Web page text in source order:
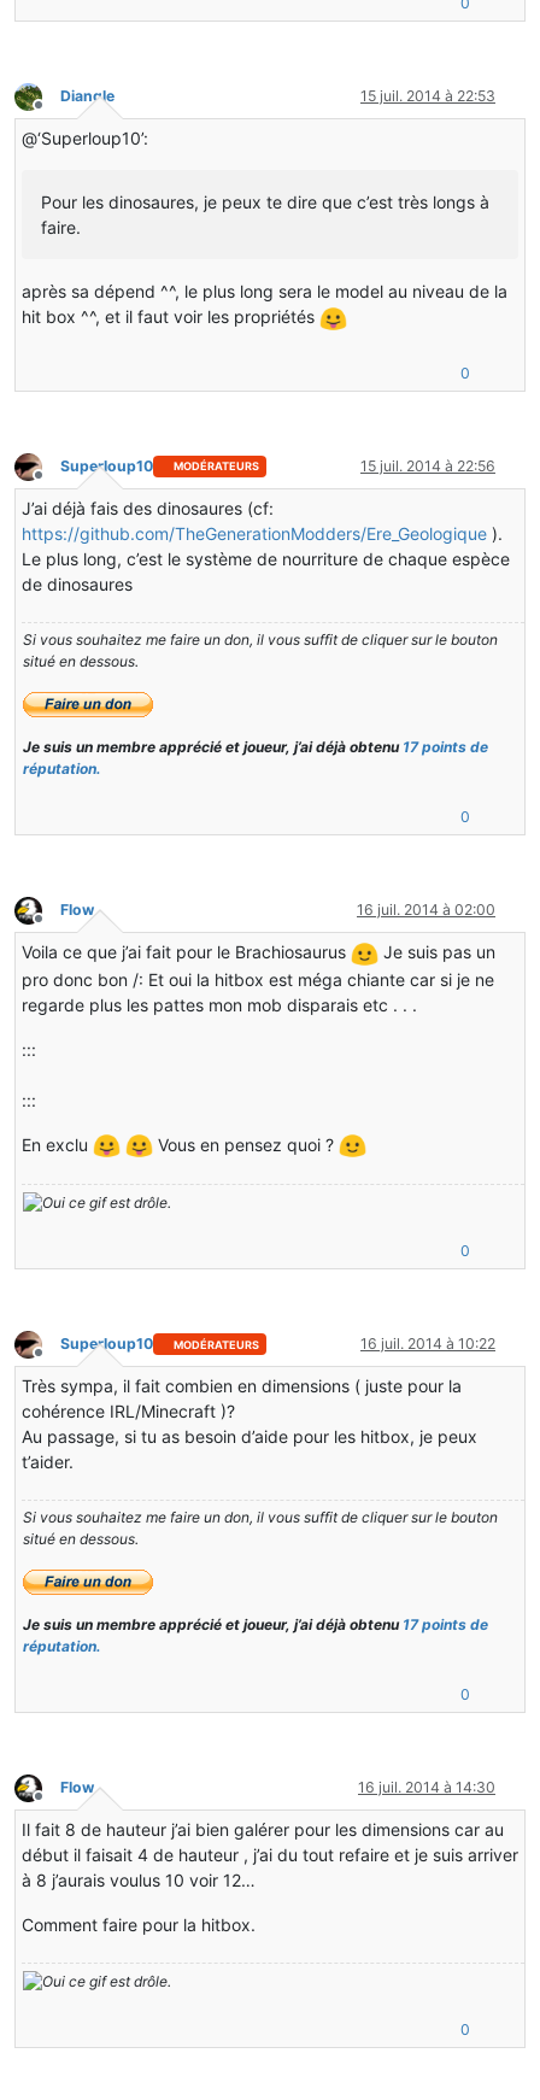
Hors-ligne
Diangle 15 juil. 2014 à 22:53
@‘Superloup10’:
Pour les dinosaures, je peux te dire que c’est très longs à
faire.
après sa dépend ^^, le plus long sera le model au niveau de la
hit box ^^, et il faut voir les propriétés
0
Hors-ligne
Superloup10 MODÉRATEURS 15 juil. 2014 à 22:56
J’ai déjà fais des dinosaures (cf:
https://github.com/TheGenerationModders/Ere_Geologique ).
Le plus long, c’est le système de nourriture de chaque espèce
de dinosaures
Si vous souhaitez me faire un don, il vous suffit de cliquer sur le bouton
situé en dessous.
Je suis un membre apprécié et joueur, j’ai déjà obtenu 17 points de
réputation.
0
Hors-ligne
Flow 16 juil. 2014 à 02:00
Voila ce que j’ai fait pour le Brachiosaurus
Je suis pas un
pro donc bon /: Et oui la hitbox est méga chiante car si je ne
regarde plus les pattes mon mob disparais etc . . .
:::
:::
En exclu Vous en pensez quoi ?
0
Hors-ligne
Superloup10 MODÉRATEURS 16 juil. 2014 à 10:22
Très sympa, il fait combien en dimensions ( juste pour la
cohérence IRL/Minecraft )?
Au passage, si tu as besoin d’aide pour les hitbox, je peux
t’aider.
Si vous souhaitez me faire un don, il vous suffit de cliquer sur le bouton
situé en dessous.
Je suis un membre apprécié et joueur, j’ai déjà obtenu 17 points de
réputation.
0
Hors-ligne
Flow 16 juil. 2014 à 14:30
Il fait 8 de hauteur j’ai bien galérer pour les dimensions car au
début il faisait 4 de hauteur , j’ai du tout refaire et je suis arriver
à 8 j’aurais voulus 10 voir 12…
Comment faire pour la hitbox.
0